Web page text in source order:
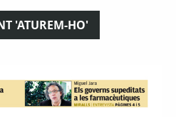
'ATUREM-HO'